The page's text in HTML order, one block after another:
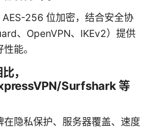
AES-256 位加密，结合安全协
、OpenVPN、IKEv2）提供
能。
，
Surfshark 等
在隐私保护、服务器覆盖、速度